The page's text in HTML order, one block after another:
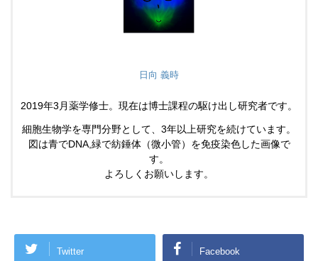
日向 義時
2019年3月薬学修士。現在は博士課程の駆け出し研究者です。
細胞生物学を専門分野として、3年以上研究を続けています。
図は青でDNA,緑で紡錘体（微小管）を免疫染色した画像で
す。
よろしくお願いします。
Twitter Facebook